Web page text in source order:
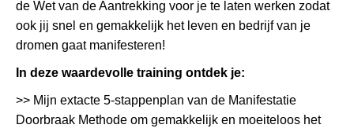
de Wet van de Aantrekking voor je te laten werken zodat
ook jij snel en gemakkelijk het leven en bedrijf van je
dromen gaat manifesteren!
In deze waardevolle training ontdek je:
>> Mijn extacte 5-stappenplan van de Manifestatie
Doorbraak Methode om gemakkelijk en moeiteloos het